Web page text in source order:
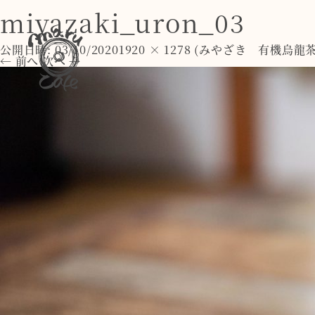
miyazaki_uron_03
公開日時: 03/10/20201920 × 1278 (みやざき 有機烏龍
← 前へ 次へ →